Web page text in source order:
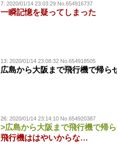
7: 2020/01/14 23:03:29 No.654916737
一瞬記憶を疑ってしまった
13: 2020/01/14 23:08:32 No.654918505
広島から大阪まで飛行機で帰ら
26: 2020/01/14 23:14:10 No.654920387
>広島から大阪まで飛行機で帰
飛行機ははやいからな…